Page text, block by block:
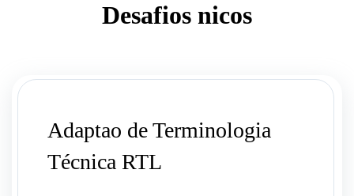
Desafios nicos
Adaptao de Terminologia
Técnica RTL